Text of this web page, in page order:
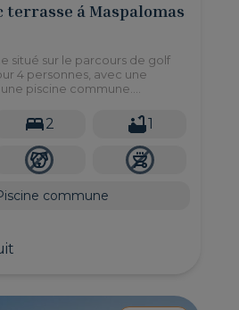
terrasse á Maspalomas
situé sur le parcours de golf
4 personnes, avec une
piscine commune.
2 1
commune